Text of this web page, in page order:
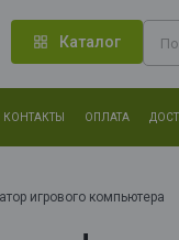
Каталог
КОНТАКТЫ ОПЛАТА
игрового компьютера